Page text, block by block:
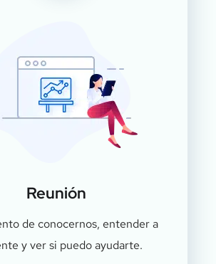
Reunión
de conocernos, entender a
y ver si puedo ayudarte.